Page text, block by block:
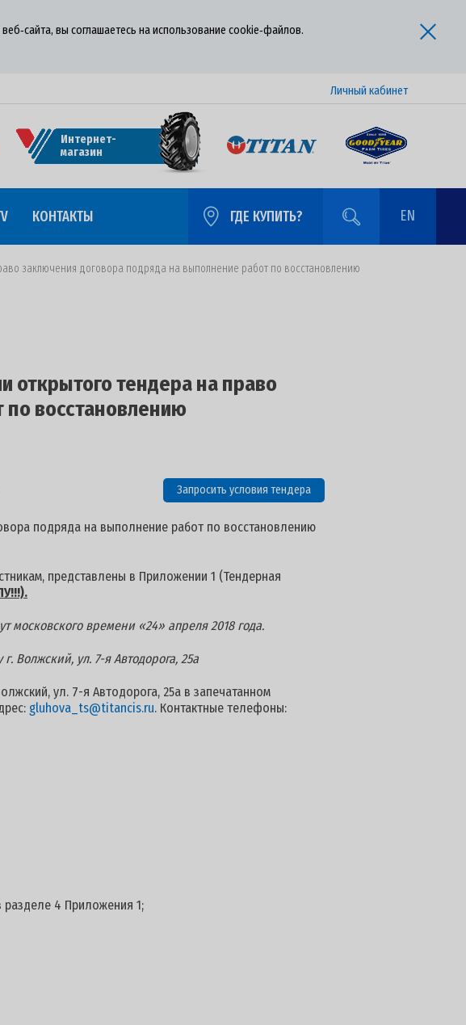
вы соглашаетесь на использование cookie‑файлов.
Личный кабинет
Интернет-
магазин
КОНТАКТЫ ГДЕ КУПИТЬ? EN
заключения договора подряда на выполнение работ по восстановлению
открытого тендера на право
восстановлению
Запросить условия тендера
подряда на выполнение работ по восстановлению
представлены в Приложении 1 (Тендерная
московского времени «24» апреля 2018 года.
Волжский, ул. 7-я Автодорога, 25а
ул. 7-я Автодорога, 25а в запечатанном
gluhova_ts@titancis.ru. Контактные телефоны:
разделе 4 Приложения 1;